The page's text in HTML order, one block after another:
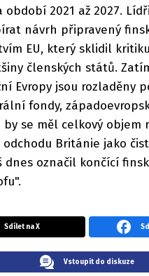
období 2021 až 2027.
návrh připravený
EU, který sklidil
členských států.
Evropy jsou rozladěny
fondy,
by se měl celkový objem
odchodu Británie jako
dnes označil končící
Sdílet na X
Vstoupit do diskuze